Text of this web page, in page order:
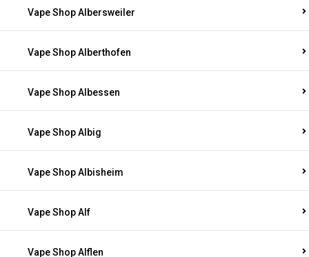
Vape Shop Albersweiler
Vape Shop Alberthofen
Vape Shop Albessen
Vape Shop Albig
Vape Shop Albisheim
Vape Shop Alf
Vape Shop Alflen